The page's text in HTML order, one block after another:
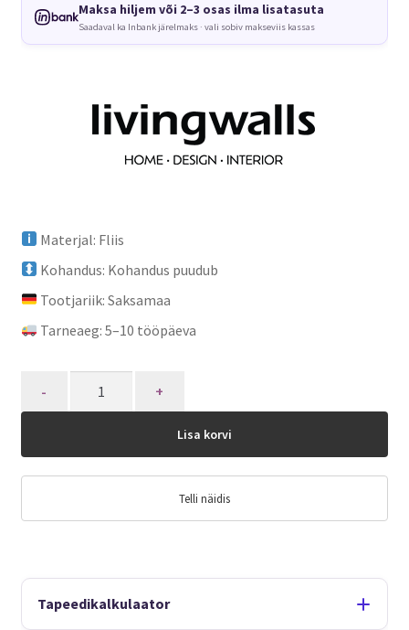
Maksa hiljem või 2–3 osas ilma lisatasuta
Saadaval ka Inbank järelmaks · vali sobiv makseviis kassas
Materjal: Fliis
Kohandus: Kohandus puudub
Tootjariik: Saksamaa
Tarneaeg: 5–10 tööpäeva
Lisa korvi
Telli näidis
Tapeedikalkulaator